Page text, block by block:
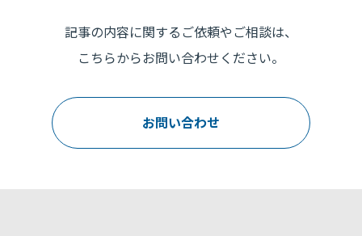
記事の内容に関するご依頼やご相談は、
こちらからお問い合わせください。
お問い合わせ